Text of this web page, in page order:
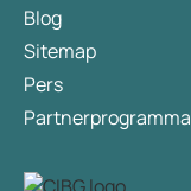
Blog
Sitemap
Pers
Partnerprogramma